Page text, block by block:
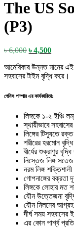
The US
(P3)
৳6,000 Original
was:
৳ 6,000.
৳4,500Current
is:
৳ 4,500.
আমেরিকার উন্নত মানের এই
সহবাসের টাইম বৃদ্ধি করে।
পেনিস পাম্পার এর কার্যকারিতা:
লিঙ্গকে ১-২ ইঞ্চি
স্থায়ীভাবে
লিঙ্গের টিস্যুতে
শরীরের হরমোন
বীর্যের শুক্রাণুর
নিস্তেজ লিঙ্গ
নরম লিঙ্গ
গোপনাঙ্গের বক্রতা
লিঙ্গকে লোহার মত
যৌন উত্তেজনা
যৌন মিলনের আগ্রহ
দীর্ঘ সময় সহবাসের
এর কোন পার্শ্ব